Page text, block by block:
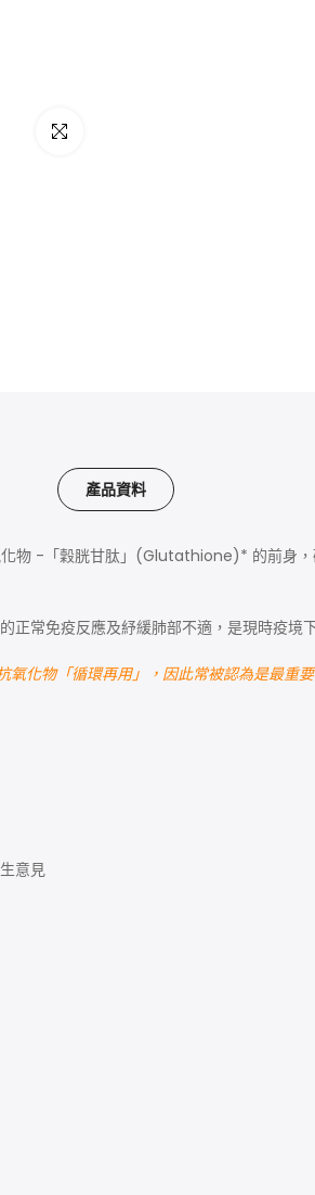
點擊放大
產品資料
物 -「穀胱甘肽」(Glutathione)* 的前身，
常免疫反應及紓緩肺部不適，是現時疫境
化物「循環再用」，因此常被認為是最重要
意見